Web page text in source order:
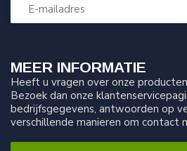
MEER INFORMATIE
Heeft u vragen over onze
Bezoek dan onze
bedrijfsgegevens, antwoorden op
verschillende manieren om contact